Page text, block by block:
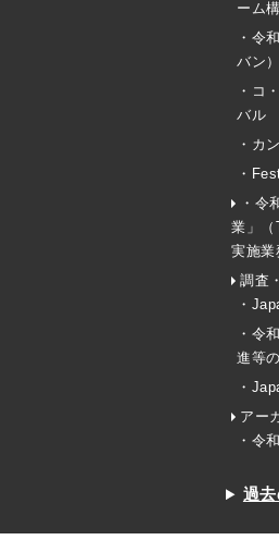
ーム
・令
バン）
・コ
バル
・カ
・
・令
業」（
実施業
調査
・
・令
進等
・
アー
・令
過